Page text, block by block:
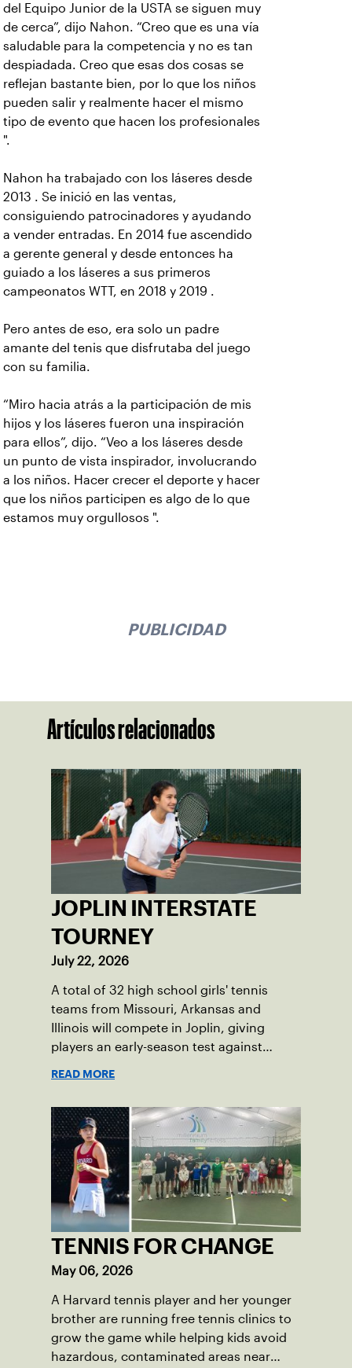
del Equipo Junior de la USTA se siguen muy
de cerca”, dijo Nahon. “Creo que es una vía
saludable para la competencia y no es tan
despiadada. Creo que esas dos cosas se
reflejan bastante bien, por lo que los niños
pueden salir y realmente hacer el mismo
tipo de evento que hacen los profesionales
".
Nahon ha trabajado con los láseres desde
2013 . Se inició en las ventas,
consiguiendo patrocinadores y ayudando
a vender entradas. En 2014 fue ascendido
a gerente general y desde entonces ha
guiado a los láseres a sus primeros
campeonatos WTT, en 2018 y 2019 .
Pero antes de eso, era solo un padre
amante del tenis que disfrutaba del juego
con su familia.
“Miro hacia atrás a la participación de mis
hijos y los láseres fueron una inspiración
para ellos”, dijo. “Veo a los láseres desde
un punto de vista inspirador, involucrando
a los niños. Hacer crecer el deporte y hacer
que los niños participen es algo de lo que
estamos muy orgullosos ".
PUBLICIDAD
Artículos relacionados
JOPLIN INTERSTATE
TOURNEY
July 22, 2026
A total of 32 high school girls' tennis
teams from Missouri, Arkansas and
Illinois will compete in Joplin, giving
players an early-season test against
READ MORE
TENNIS FOR CHANGE
May 06, 2026
A Harvard tennis player and her younger
brother are running free tennis clinics to
grow the game while helping kids avoid
hazardous, contaminated areas near